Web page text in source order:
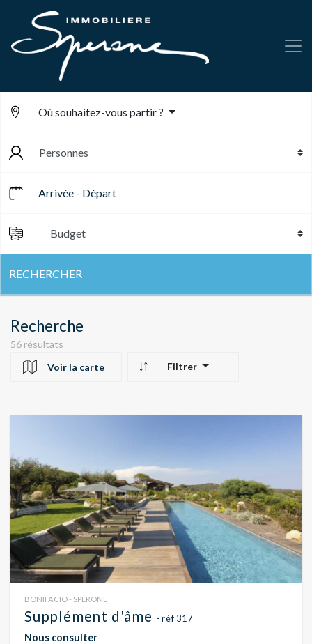
Où souhaitez-vous partir ?
Recherche
56 résultats
Voir la carte
Filtrer
BONIFACIO - SPERONE
Supplément d'âme - réf 317
Nous consulter